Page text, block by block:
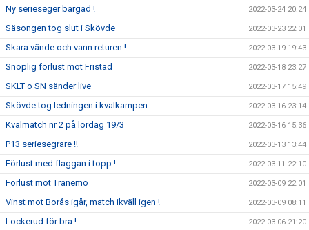
Ny serieseger bärgad ! 2022-03-24 20:24
Säsongen tog slut i Skövde 2022-03-23 22:01
Skara vände och vann returen ! 2022-03-19 19:43
Snöplig förlust mot Fristad 2022-03-18 23:27
SKLT o SN sänder live 2022-03-17 15:49
Skövde tog ledningen i kvalkampen 2022-03-16 23:14
Kvalmatch nr 2 på lördag 19/3 2022-03-16 15:36
P13 seriesegrare !! 2022-03-13 13:44
Förlust med flaggan i topp ! 2022-03-11 22:10
Förlust mot Tranemo 2022-03-09 22:01
Vinst mot Borås igår, match ikväll igen ! 2022-03-09 08:11
Lockerud för bra ! 2022-03-06 21:20